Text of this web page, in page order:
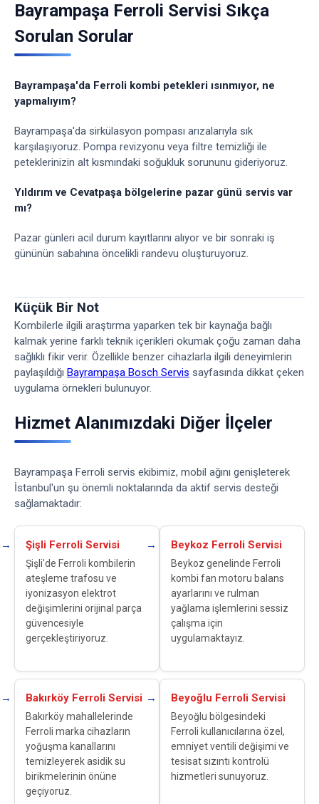
Bayrampaşa Ferroli Servisi Sıkça
Sorulan Sorular
Bayrampaşa'da Ferroli kombi petekleri ısınmıyor, ne
yapmalıyım?
Bayrampaşa'da sirkülasyon pompası arızalarıyla sık
karşılaşıyoruz. Pompa revizyonu veya filtre temizliği ile
peteklerinizin alt kısmındaki soğukluk sorununu gideriyoruz.
Yıldırım ve Cevatpaşa bölgelerine pazar günü servis var
mı?
Pazar günleri acil durum kayıtlarını alıyor ve bir sonraki iş
gününün sabahına öncelikli randevu oluşturuyoruz.
Küçük Bir Not
Kombilerle ilgili araştırma yaparken tek bir kaynağa bağlı
kalmak yerine farklı teknik içerikleri okumak çoğu zaman daha
sağlıklı fikir verir. Özellikle benzer cihazlarla ilgili deneyimlerin
paylaşıldığı Bayrampaşa Bosch Servis sayfasında dikkat çeken
uygulama örnekleri bulunuyor.
Hizmet Alanımızdaki Diğer İlçeler
Bayrampaşa Ferroli servis ekibimiz, mobil ağını genişleterek
İstanbul'un şu önemli noktalarında da aktif servis desteği
sağlamaktadır:
Şişli Ferroli Servisi
Şişli'de Ferroli kombilerin
ateşleme trafosu ve
iyonizasyon elektrot
değişimlerini orijinal parça
güvencesiyle
gerçekleştiriyoruz.
Beykoz Ferroli Servisi
Beykoz genelinde Ferroli
kombi fan motoru balans
ayarlarını ve rulman
yağlama işlemlerini sessiz
çalışma için
uygulamaktayız.
Bakırköy Ferroli Servisi
Bakırköy mahallelerinde
Ferroli marka cihazların
yoğuşma kanallarını
temizleyerek asidik su
birikmelerinin önüne
geçiyoruz.
Beyoğlu Ferroli Servisi
Beyoğlu bölgesindeki
Ferroli kullanıcılarına özel,
emniyet ventili değişimi ve
tesisat sızıntı kontrolü
hizmetleri sunuyoruz.